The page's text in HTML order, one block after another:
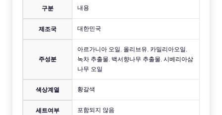
구분 내용
제조국 대한민국
주성분
아르가니아 오일, 올리브유, 카밀리아오일,
녹차 추출물, 백서향나무 추출물, 시베리아삼
나무 오일
색상계열 황갈색
세트여부 포함되지 않음